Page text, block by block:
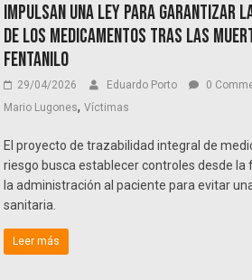
Impulsan una ley para garantizar
de los medicamentos tras las
fentanilo
29/04/2026 Eduardo Porto 0
Mario Lugones,Víctimas
El proyecto de trazabilidad integral de
riesgo busca establecer controles desde la
la administración al paciente para evitar
sanitaria.
Leer más